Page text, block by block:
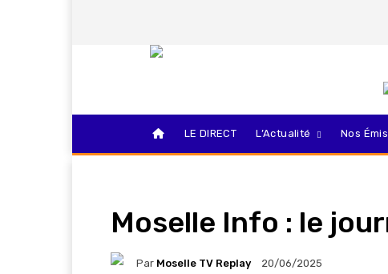
LE DIRECT L’Actualité Nos
Moselle Info : le
Par Moselle TV Replay 20/06/2025